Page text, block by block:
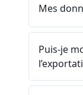
Mes
Puis-je